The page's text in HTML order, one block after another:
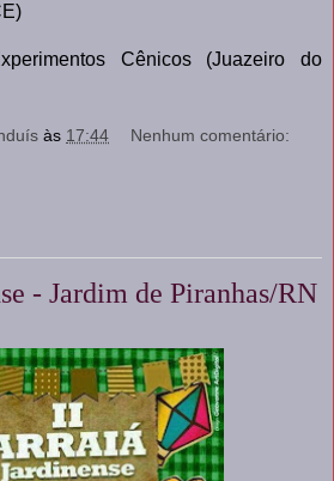
Cênicos (Juazeiro do
às 17:44 Nenhum comentário:
- Jardim de Piranhas/RN